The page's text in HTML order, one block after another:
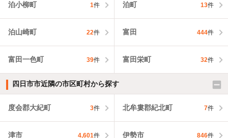
泊小柳町 1件 泊町 13件
泊山崎町 22件 富田 444件
富田一色町 39件 富田栄町 32件
四日市市近隣の市区町村から探す
度会郡大紀町 3件 北牟婁郡紀北町 7件
津市 4,601件 伊勢市 846件